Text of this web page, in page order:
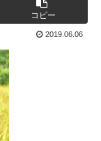
コピー
2019.06.06